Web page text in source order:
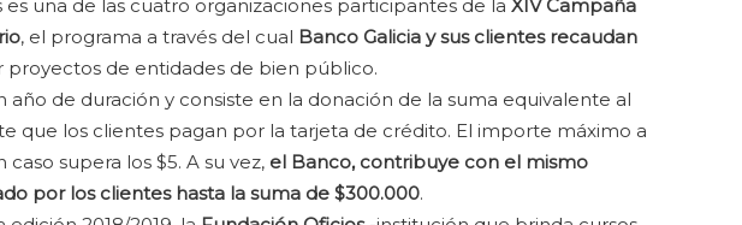
es una de las cuatro organizaciones participantes de la XIV Campaña
, el programa a través del cual Banco Galicia y sus clientes recaudan
proyectos de entidades de bien público.
año de duración y consiste en la donación de la suma equivalente al
que los clientes pagan por la tarjeta de crédito. El importe máximo a
supera los $5. A su vez, el Banco, contribuye con el mismo
por los clientes hasta la suma de $300.000.